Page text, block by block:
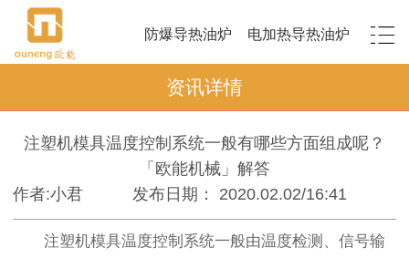
防爆导热油炉 电加热导热油炉
资讯详情
注塑机模具温度控制系统一般有哪些方面组成呢？
「欧能机械」解答
作者:小君
发布日期： 2020.02.02/16:41
注塑机模具温度控制系统一般由温度检测、信号输